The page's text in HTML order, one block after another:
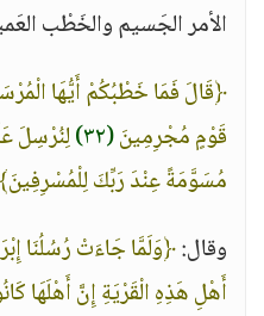
الأمر الجَسيم والخَطْب
﴿قَالَ فَمَا خَطْبُكُمْ أَيُّهَا
قَوْمٍ مُجْرِمِينَ(٣٢) لِنُرْسِلَ
مُسَوَّمَةً عِنْدَ رَبِّكَ
وقال:﴿وَلَمَّا جَاءَتْ رُسُلُنَا
أَهْلِ هَذِهِ الْقَرْيَةِ إِنَّ أَهْلَهَا